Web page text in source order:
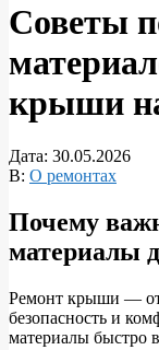
Советы
крыши
Дата: 30.05.2026
В: О ремонтах
Почему
материалы
Ремонт крыши —
безопасность и
материалы быстро